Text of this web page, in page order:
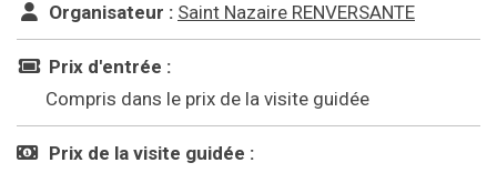
Organisateur : Saint Nazaire RENVERSANTE
Prix d'entrée :
Compris dans le prix de la visite guidée
Prix de la visite guidée :